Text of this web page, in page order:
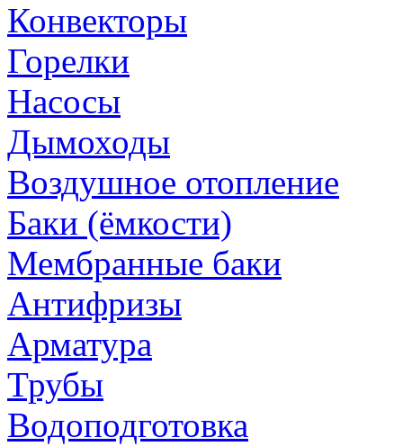
Конвекторы
Горелки
Насосы
Дымоходы
Воздушное отопление
Баки (ёмкости)
Мембранные баки
Антифризы
Арматура
Трубы
Водоподготовка